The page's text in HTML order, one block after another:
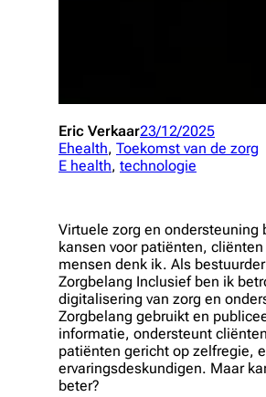
Eric Verkaar23/12/2025
Ehealth, Toekomst van de zorg
E health, technologie
Virtuele zorg en ondersteuning
kansen voor patiënten,
mensen denk ik. Als
Zorgbelang Inclusief ben ik
digitalisering van zorg en
Zorgbelang gebruikt en
informatie, ondersteunt
patiënten gericht op zelfregie,
ervaringsdeskundigen. Maar
beter?